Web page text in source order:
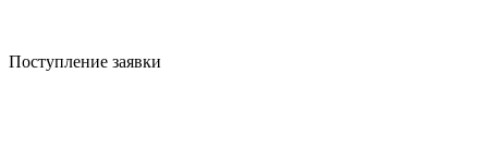
Поступление заявки